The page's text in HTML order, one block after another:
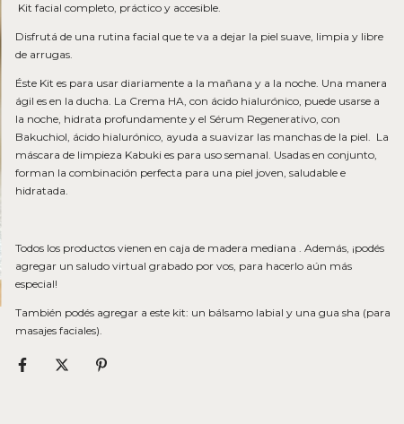
Kit facial completo, práctico y accesible.
Disfrutá de una rutina facial que te va a dejar la piel suave, limpia y libre
de arrugas.
Éste Kit es para usar diariamente a la mañana y a la noche. Una manera
ágil es en la ducha. La Crema HA, con ácido hialurónico, puede usarse a
la noche, hidrata profundamente y el Sérum Regenerativo, con
Bakuchiol, ácido hialurónico, ayuda a suavizar las manchas de la piel. La
máscara de limpieza Kabuki es para uso semanal. Usadas en conjunto,
forman la combinación perfecta para una piel joven, saludable e
hidratada.
Todos los productos vienen en caja de madera mediana . Además, ¡podés
agregar un saludo virtual grabado por vos, para hacerlo aún más
especial!
También podés agregar a este kit: un bálsamo labial y una gua sha (para
masajes faciales).